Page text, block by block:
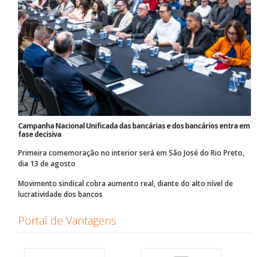
Campanha Nacional Unificada das bancárias e dos bancários entra em
fase decisiva
Primeira comemoração no interior será em São José do Rio Preto,
dia 13 de agosto
Movimento sindical cobra aumento real, diante do alto nível de
lucratividade dos bancos
Portal de Vantagens